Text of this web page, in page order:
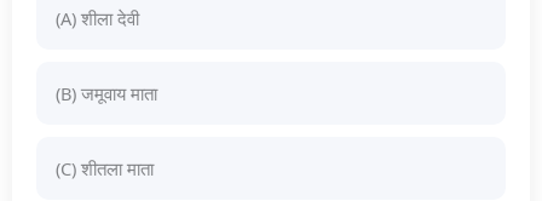
(A) शीला देवी
(B) जमूवाय माता
(C) शीतला माता